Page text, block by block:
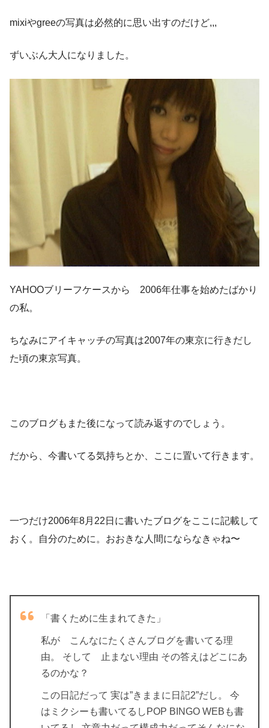
mixiやgreeの写真は必然的に思い出すのだけど,,,
ずいぶん大人になりました。
YAHOOブリーフケースから 2006年仕事を始めたばかり
の私。
ちなみにアイキャッチの写真は2007年の東京に行きだし
た頃の東京写真。
このブログもまた後になって読み返すのでしょう。
だから、今書いてる気持ちとか、ここに置いて行きます。
一つだけ2006年8月22日に書いたブログをここに記載して
おく。自分のために。おおきな人間にならなきゃね〜
「書くために生まれてきた」
私が こんなにたくさんブログを書いてる理
由。 そして 止まない理由 その答えはどこにあ
るのかな？
この日記だって 実は”きままに日記2”だし。 今
はミクシーも書いてるしPOP BINGO WEBも書